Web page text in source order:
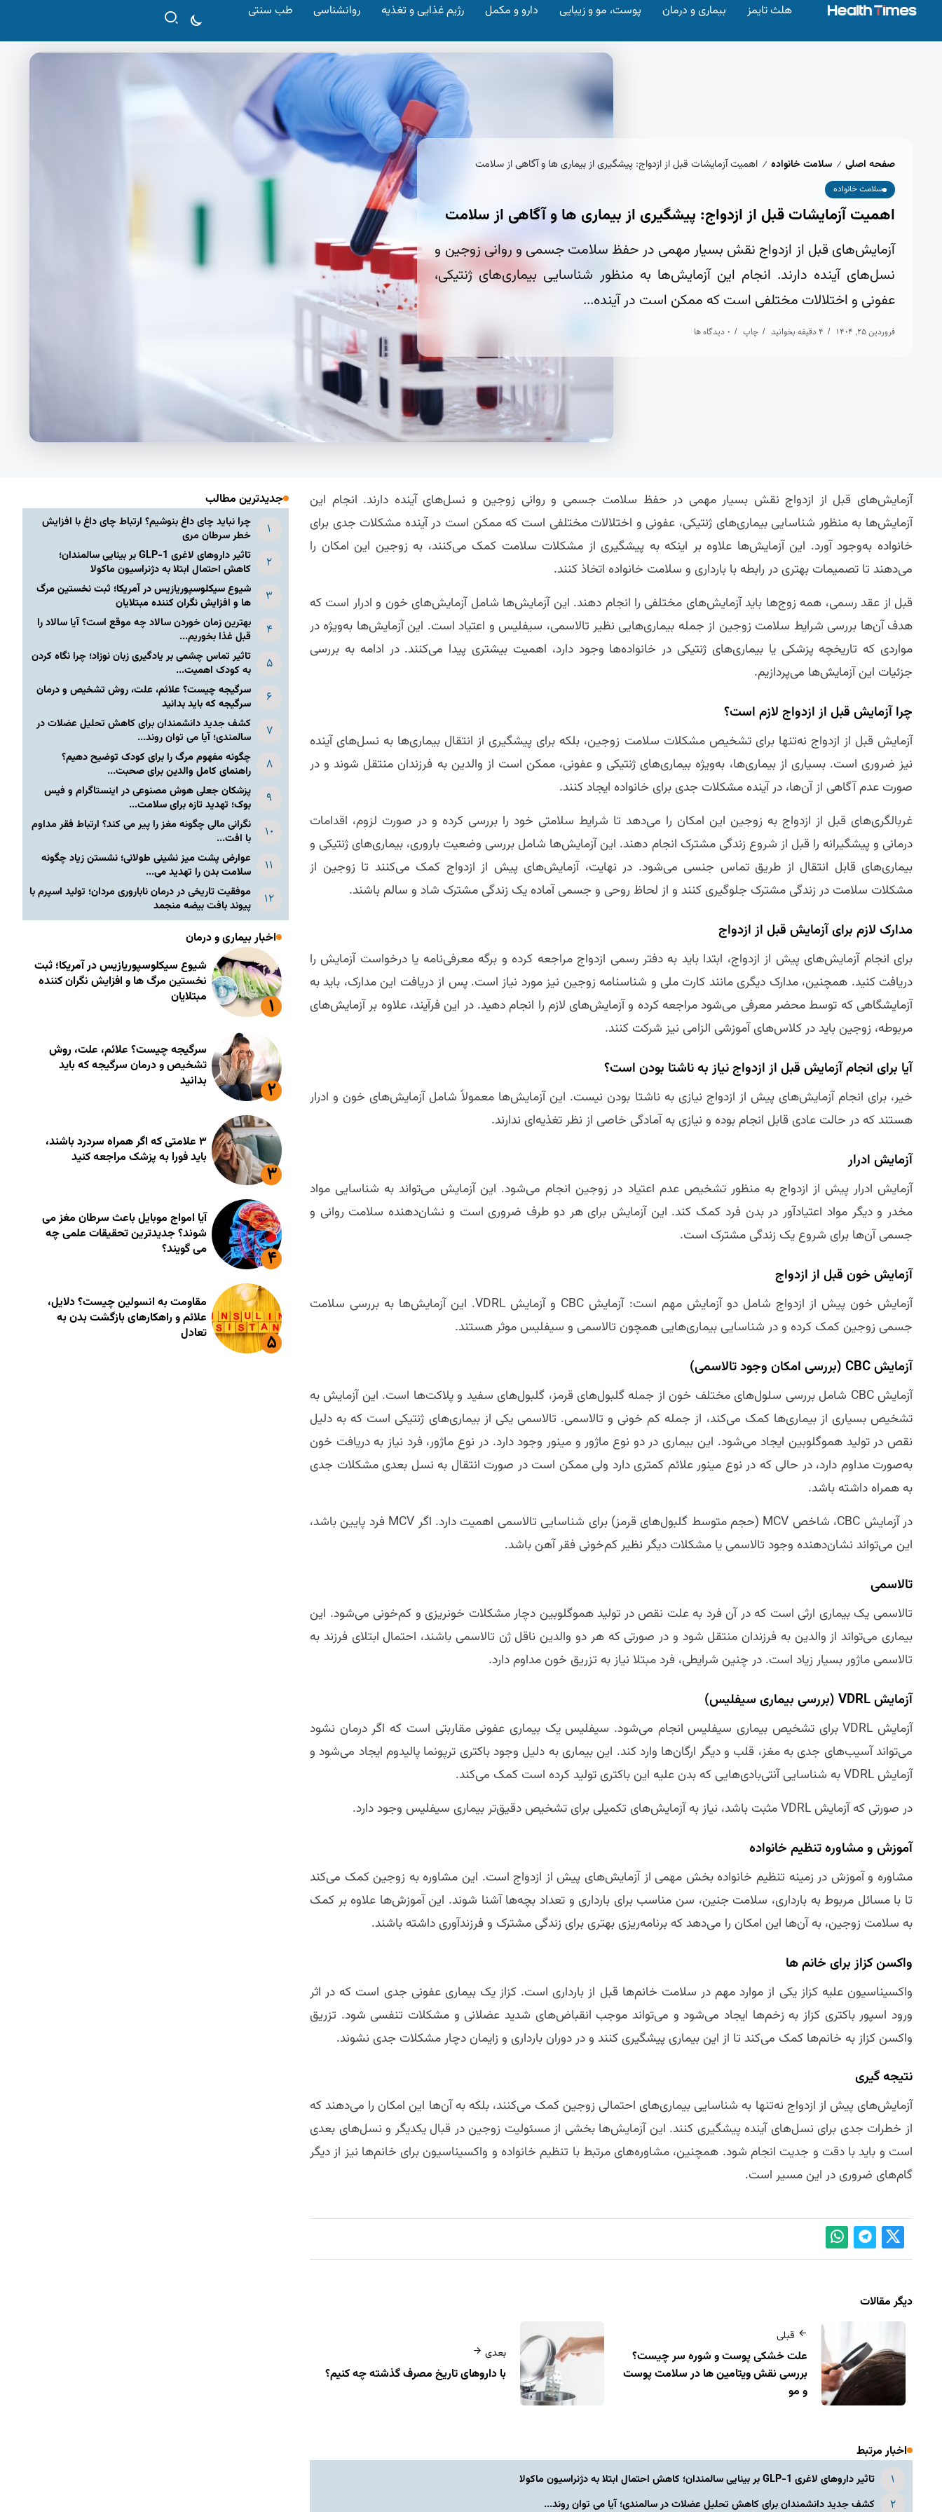
هلث تایمز بیماری و درمان پوست، مو و زیبایی دارو و مکمل رژیم غذایی و تغذیه روانشناسی طب سنتی
صفحه اصلی / سلامت خانواده / اهمیت آزمایشات قبل از ازدواج: پیشگیری از بیماری‌ ها و آگاهی از سلامت
سلامت خانواده
اهمیت آزمایشات قبل از ازدواج: پیشگیری از بیماری‌ ها و آگاهی از سلامت
آزمایش‌های قبل از ازدواج نقش بسیار مهمی در حفظ سلامت جسمی و روانی زوجین و
نسل‌های آینده دارند. انجام این آزمایش‌ها به منظور شناسایی بیماری‌های ژنتیکی،
عفونی و اختلالات مختلفی است که ممکن است در آینده...
فروردین 25, 1404 4 دقیقه بخوانید چاپ 0 دیدگاه ها
آزمایش‌های قبل از ازدواج نقش بسیار مهمی در حفظ سلامت جسمی و روانی زوجین و نسل‌های آینده دارند. انجام این
آزمایش‌ها به منظور شناسایی بیماری‌های ژنتیکی، عفونی و اختلالات مختلفی است که ممکن است در آینده مشکلات جدی برای
خانواده به‌وجود آورد. این آزمایش‌ها علاوه بر اینکه به پیشگیری از مشکلات سلامت کمک می‌کنند، به زوجین این امکان را
می‌دهند تا تصمیمات بهتری در رابطه با بارداری و سلامت خانواده اتخاذ کنند.
قبل از عقد رسمی، همه زوج‌ها باید آزمایش‌های مختلفی را انجام دهند. این آزمایش‌ها شامل آزمایش‌های خون و ادرار است که
هدف آن‌ها بررسی شرایط سلامت زوجین از جمله بیماری‌هایی نظیر تالاسمی، سیفلیس و اعتیاد است. این آزمایش‌ها به‌ویژه در
مواردی که تاریخچه پزشکی یا بیماری‌های ژنتیکی در خانواده‌ها وجود دارد، اهمیت بیشتری پیدا می‌کنند. در ادامه به بررسی
جزئیات این آزمایش‌ها می‌پردازیم.
چرا آزمایش قبل از ازدواج لازم است؟
آزمایش قبل از ازدواج نه‌تنها برای تشخیص مشکلات سلامت زوجین، بلکه برای پیشگیری از انتقال بیماری‌ها به نسل‌های آینده
نیز ضروری است. بسیاری از بیماری‌ها، به‌ویژه بیماری‌های ژنتیکی و عفونی، ممکن است از والدین به فرزندان منتقل شوند و در
صورت عدم آگاهی از آن‌ها، در آینده مشکلات جدی برای خانواده ایجاد کنند.
غربالگری‌های قبل از ازدواج به زوجین این امکان را می‌دهد تا شرایط سلامتی خود را بررسی کرده و در صورت لزوم، اقدامات
درمانی و پیشگیرانه را قبل از شروع زندگی مشترک انجام دهند. این آزمایش‌ها شامل بررسی وضعیت باروری، بیماری‌های ژنتیکی و
بیماری‌های قابل انتقال از طریق تماس جنسی می‌شود. در نهایت، آزمایش‌های پیش از ازدواج کمک می‌کنند تا زوجین از
مشکلات سلامت در زندگی مشترک جلوگیری کنند و از لحاظ روحی و جسمی آماده یک زندگی مشترک شاد و سالم باشند.
مدارک لازم برای آزمایش قبل از ازدواج
برای انجام آزمایش‌های پیش از ازدواج، ابتدا باید به دفتر رسمی ازدواج مراجعه کرده و برگه معرفی‌نامه یا درخواست آزمایش را
دریافت کنید. همچنین، مدارک دیگری مانند کارت ملی و شناسنامه زوجین نیز مورد نیاز است. پس از دریافت این مدارک، باید به
آزمایشگاهی که توسط محضر معرفی می‌شود مراجعه کرده و آزمایش‌های لازم را انجام دهید. در این فرآیند، علاوه بر آزمایش‌های
مربوطه، زوجین باید در کلاس‌های آموزشی الزامی نیز شرکت کنند.
آیا برای انجام آزمایش قبل از ازدواج نیاز به ناشتا بودن است؟
خیر، برای انجام آزمایش‌های پیش از ازدواج نیازی به ناشتا بودن نیست. این آزمایش‌ها معمولاً شامل آزمایش‌های خون و ادرار
هستند که در حالت عادی قابل انجام بوده و نیازی به آمادگی خاصی از نظر تغذیه‌ای ندارند.
آزمایش ادرار
آزمایش ادرار پیش از ازدواج به منظور تشخیص عدم اعتیاد در زوجین انجام می‌شود. این آزمایش می‌تواند به شناسایی مواد
مخدر و دیگر مواد اعتیادآور در بدن فرد کمک کند. این آزمایش برای هر دو طرف ضروری است و نشان‌دهنده سلامت روانی و
جسمی آن‌ها برای شروع یک زندگی مشترک است.
آزمایش خون قبل از ازدواج
آزمایش خون پیش از ازدواج شامل دو آزمایش مهم است: آزمایش CBC و آزمایش VDRL. این آزمایش‌ها به بررسی سلامت
جسمی زوجین کمک کرده و در شناسایی بیماری‌هایی همچون تالاسمی و سیفلیس موثر هستند.
آزمایش CBC (بررسی امکان وجود تالاسمی)
آزمایش CBC شامل بررسی سلول‌های مختلف خون از جمله گلبول‌های قرمز، گلبول‌های سفید و پلاکت‌ها است. این آزمایش به
تشخیص بسیاری از بیماری‌ها کمک می‌کند، از جمله کم خونی و تالاسمی. تالاسمی یکی از بیماری‌های ژنتیکی است که به دلیل
نقص در تولید هموگلوبین ایجاد می‌شود. این بیماری در دو نوع ماژور و مینور وجود دارد. در نوع ماژور، فرد نیاز به دریافت خون
به‌صورت مداوم دارد، در حالی که در نوع مینور علائم کمتری دارد ولی ممکن است در صورت انتقال به نسل بعدی مشکلات جدی
به همراه داشته باشد.
در آزمایش CBC، شاخص MCV (حجم متوسط گلبول‌های قرمز) برای شناسایی تالاسمی اهمیت دارد. اگر MCV فرد پایین باشد،
این می‌تواند نشان‌دهنده وجود تالاسمی یا مشکلات دیگر نظیر کم‌خونی فقر آهن باشد.
تالاسمی
تالاسمی یک بیماری ارثی است که در آن فرد به علت نقص در تولید هموگلوبین دچار مشکلات خونریزی و کم‌خونی می‌شود. این
بیماری می‌تواند از والدین به فرزندان منتقل شود و در صورتی که هر دو والدین ناقل ژن تالاسمی باشند، احتمال ابتلای فرزند به
تالاسمی ماژور بسیار زیاد است. در چنین شرایطی، فرد مبتلا نیاز به تزریق خون مداوم دارد.
آزمایش VDRL (بررسی بیماری سیفلیس)
آزمایش VDRL برای تشخیص بیماری سیفلیس انجام می‌شود. سیفلیس یک بیماری عفونی مقاربتی است که اگر درمان نشود
می‌تواند آسیب‌های جدی به مغز، قلب و دیگر ارگان‌ها وارد کند. این بیماری به دلیل وجود باکتری ترپونما پالیدوم ایجاد می‌شود و
آزمایش VDRL به شناسایی آنتی‌بادی‌هایی که بدن علیه این باکتری تولید کرده است کمک می‌کند.
در صورتی که آزمایش VDRL مثبت باشد، نیاز به آزمایش‌های تکمیلی برای تشخیص دقیق‌تر بیماری سیفلیس وجود دارد.
آموزش و مشاوره تنظیم خانواده
مشاوره و آموزش در زمینه تنظیم خانواده بخش مهمی از آزمایش‌های پیش از ازدواج است. این مشاوره به زوجین کمک می‌کند
تا با مسائل مربوط به بارداری، سلامت جنین، سن مناسب برای بارداری و تعداد بچه‌ها آشنا شوند. این آموزش‌ها علاوه بر کمک
به سلامت زوجین، به آن‌ها این امکان را می‌دهد که برنامه‌ریزی بهتری برای زندگی مشترک و فرزندآوری داشته باشند.
واکسن کزاز برای خانم‌ ها
واکسیناسیون علیه کزاز یکی از موارد مهم در سلامت خانم‌ها قبل از بارداری است. کزاز یک بیماری عفونی جدی است که در اثر
ورود اسپور باکتری کزاز به زخم‌ها ایجاد می‌شود و می‌تواند موجب انقباض‌های شدید عضلانی و مشکلات تنفسی شود. تزریق
واکسن کزاز به خانم‌ها کمک می‌کند تا از این بیماری پیشگیری کنند و در دوران بارداری و زایمان دچار مشکلات جدی نشوند.
نتیجه‌ گیری
آزمایش‌های پیش از ازدواج نه‌تنها به شناسایی بیماری‌های احتمالی زوجین کمک می‌کنند، بلکه به آن‌ها این امکان را می‌دهند که
از خطرات جدی برای نسل‌های آینده پیشگیری کنند. این آزمایش‌ها بخشی از مسئولیت زوجین در قبال یکدیگر و نسل‌های بعدی
است و باید با دقت و جدیت انجام شود. همچنین، مشاوره‌های مرتبط با تنظیم خانواده و واکسیناسیون برای خانم‌ها نیز از دیگر
گام‌های ضروری در این مسیر است.
دیگر مقالات
قبلی
علت خشکی پوست و شوره سر چیست؟
بررسی نقش ویتامین‌ ها در سلامت پوست
و مو
بعدی
با داروهای تاریخ مصرف گذشته چه کنیم؟
اخبار مرتبط
تاثیر داروهای لاغری GLP-1 بر بینایی سالمندان؛ کاهش احتمال ابتلا به دژنراسیون ماکولا
کشف جدید دانشمندان برای کاهش تحلیل عضلات در سالمندی؛ آیا می توان روند...
جدیدترین مطالب
چرا نباید چای داغ بنوشیم؟ ارتباط چای داغ با افزایش
خطر سرطان مری
تاثیر داروهای لاغری GLP-1 بر بینایی سالمندان؛
کاهش احتمال ابتلا به دژنراسیون ماکولا
شیوع سیکلوسپوریازیس در آمریکا؛ ثبت نخستین مرگ
ها و افزایش نگران کننده مبتلایان
بهترین زمان خوردن سالاد چه موقع است؟ آیا سالاد را
قبل غذا بخوریم...
تاثیر تماس چشمی بر یادگیری زبان نوزاد؛ چرا نگاه کردن
به کودک اهمیت...
سرگیجه چیست؟ علائم، علت، روش تشخیص و درمان
سرگیجه که باید بدانید
کشف جدید دانشمندان برای کاهش تحلیل عضلات در
سالمندی؛ آیا می توان روند...
چگونه مفهوم مرگ را برای کودک توضیح دهیم؟
راهنمای کامل والدین برای صحبت...
پزشکان جعلی هوش مصنوعی در اینستاگرام و فیس
بوک؛ تهدید تازه برای سلامت...
نگرانی مالی چگونه مغز را پیر می کند؟ ارتباط فقر مداوم
با افت...
عوارض پشت میز نشینی طولانی؛ نشستن زیاد چگونه
سلامت بدن را تهدید می...
موفقیت تاریخی در درمان ناباروری مردان؛ تولید اسپرم با
پیوند بافت بیضه منجمد
اخبار بیماری و درمان
شیوع سیکلوسپوریازیس در آمریکا؛ ثبت
نخستین مرگ ها و افزایش نگران کننده
مبتلایان
سرگیجه چیست؟ علائم، علت، روش
تشخیص و درمان سرگیجه که باید
بدانید
۳ علامتی که اگر همراه سردرد باشند،
باید فورا به پزشک مراجعه کنید
آیا امواج موبایل باعث سرطان مغز می
شوند؟ جدیدترین تحقیقات علمی چه
می گویند؟
مقاومت به انسولین چیست؟ دلایل،
علائم و راهکارهای بازگشت بدن به
تعادل